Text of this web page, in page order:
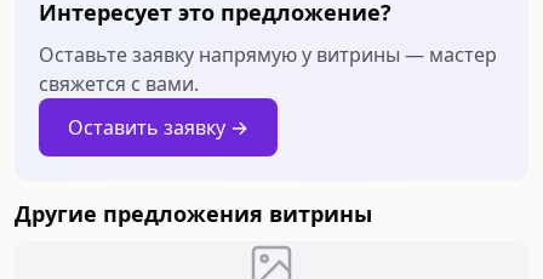
Интересует это предложение?
Оставьте заявку напрямую у витрины — мастер
свяжется с вами.
Оставить заявку →
Другие предложения витрины